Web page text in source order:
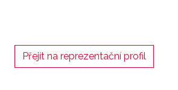
Přejít na reprezentační profil